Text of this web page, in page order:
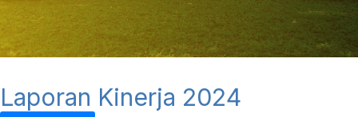
Laporan Kinerja 2024